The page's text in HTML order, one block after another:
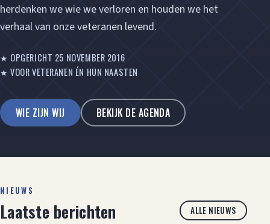
herdenken we wie we verloren en houden we het
verhaal van onze veteranen levend.
★ OPGERICHT 25 NOVEMBER 2016
★ VOOR VETERANEN ÉN HUN NAASTEN
WIE ZIJN WIJ BEKIJK DE AGENDA
NIEUWS
Laatste berichten ALLE NIEUWS